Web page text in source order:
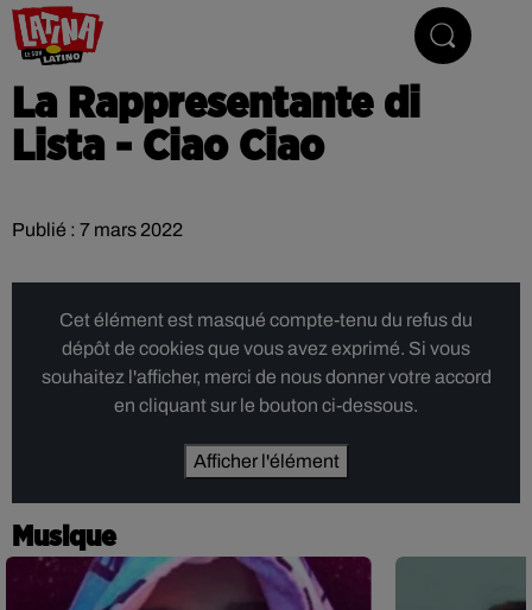
La Rappresentante di
Lista - Ciao Ciao
Publié : 7 mars 2022
Cet élément est masqué compte-tenu du refus du
dépôt de cookies que vous avez exprimé. Si vous
souhaitez l'afficher, merci de nous donner votre accord
en cliquant sur le bouton ci-dessous.
Afficher l'élément
Musique